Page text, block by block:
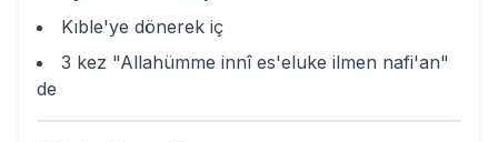
Kıble'ye dönerek iç
3 kez "Allahümme innî es'eluke ilmen nafi'an"
de